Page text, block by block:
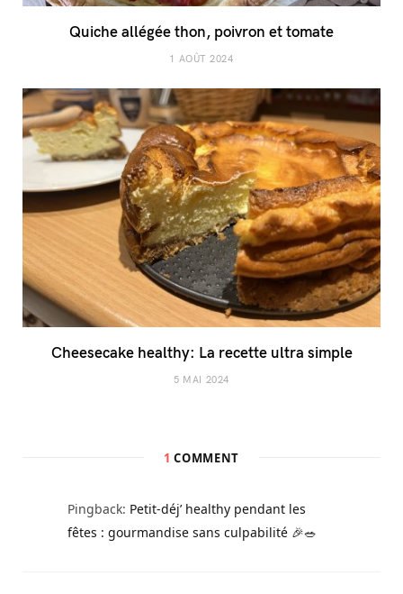
Quiche allégée thon, poivron et tomate
1 AOÛT 2024
Cheesecake healthy: La recette ultra simple
5 MAI 2024
1 COMMENT
Pingback: Petit-déj’ healthy pendant les
fêtes : gourmandise sans culpabilité 🎉🥗